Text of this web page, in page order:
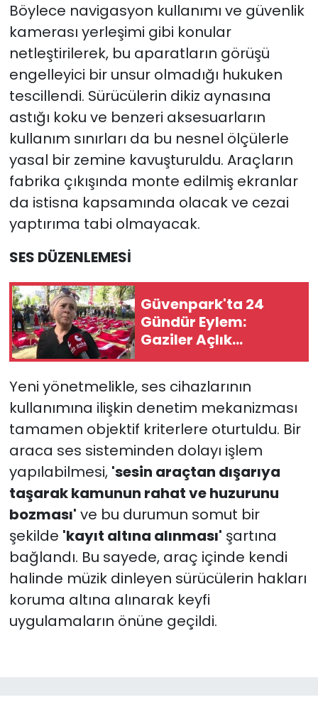
Böylece navigasyon kullanımı ve güvenlik
kamerası yerleşimi gibi konular
netleştirilerek, bu aparatların görüşü
engelleyici bir unsur olmadığı hukuken
tescillendi. Sürücülerin dikiz aynasına
astığı koku ve benzeri aksesuarların
kullanım sınırları da bu nesnel ölçülerle
yasal bir zemine kavuşturuldu. Araçların
fabrika çıkışında monte edilmiş ekranlar
da istisna kapsamında olacak ve cezai
yaptırıma tabi olmayacak.
SES DÜZENLEMESİ
Güvenpark'ta 24
Gündür Eylem:
Gaziler Açlık
Grevinde
Yeni yönetmelikle, ses cihazlarının
kullanımına ilişkin denetim mekanizması
tamamen objektif kriterlere oturtuldu. Bir
araca ses sisteminden dolayı işlem
yapılabilmesi, 'sesin araçtan dışarıya
taşarak kamunun rahat ve huzurunu
bozması' ve bu durumun somut bir
şekilde 'kayıt altına alınması' şartına
bağlandı. Bu sayede, araç içinde kendi
halinde müzik dinleyen sürücülerin hakları
koruma altına alınarak keyfi
uygulamaların önüne geçildi.